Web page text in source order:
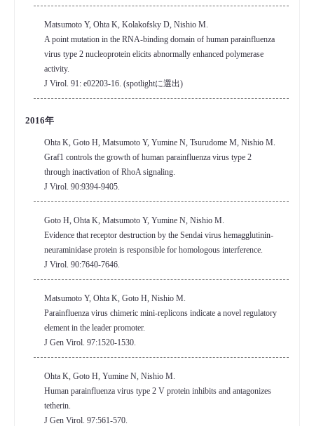
Matsumoto Y, Ohta K, Kolakofsky D, Nishio M.
A point mutation in the RNA-binding domain of human parainfluenza
virus type 2 nucleoprotein elicits abnormally enhanced polymerase
activity.
J Virol. 91: e02203-16. (spotlightに選出)
2016年
Ohta K, Goto H, Matsumoto Y, Yumine N, Tsurudome M, Nishio M.
Graf1 controls the growth of human parainfluenza virus type 2
through inactivation of RhoA signaling.
J Virol. 90:9394-9405.
Goto H, Ohta K, Matsumoto Y, Yumine N, Nishio M.
Evidence that receptor destruction by the Sendai virus hemagglutinin-
neuraminidase protein is responsible for homologous interference.
J Virol. 90:7640-7646.
Matsumoto Y, Ohta K, Goto H, Nishio M.
Parainfluenza virus chimeric mini-replicons indicate a novel regulatory
element in the leader promoter.
J Gen Virol. 97:1520-1530.
Ohta K, Goto H, Yumine N, Nishio M.
Human parainfluenza virus type 2 V protein inhibits and antagonizes
tetherin.
J Gen Virol. 97:561-570.